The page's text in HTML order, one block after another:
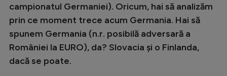
Intră în cont
campionatul Germaniei). Oricum, hai să analizăm
prin ce moment trece acum Germania. Hai să
spunem Germania (n.r. posibilă adversară a
României la EURO), da? Slovacia și o Finlanda,
dacă se poate.